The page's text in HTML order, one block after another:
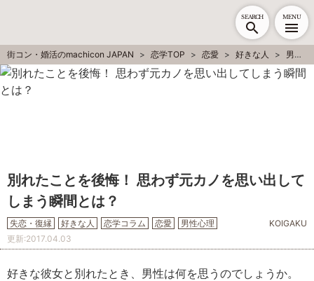
SEARCH MENU
街コン・婚活のmachicon JAPAN 恋学TOP 恋愛 好きな人 男性心理
別れたことを後悔！ 思わず元カノを思い出して
しまう瞬間とは？
失恋・復縁 好きな人 恋学コラム 恋愛 男性心理
KOIGAKU
更新:2017.04.03
好きな彼女と別れたとき、男性は何を思うのでしょうか。